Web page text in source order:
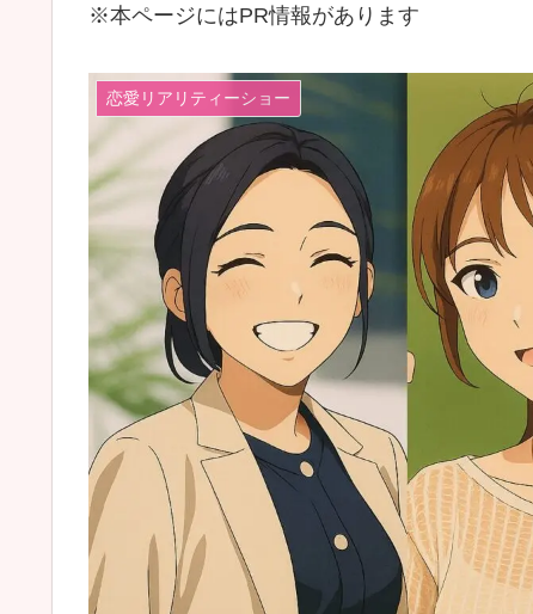
※本ページにはPR情報があります
恋愛リアリティーショー